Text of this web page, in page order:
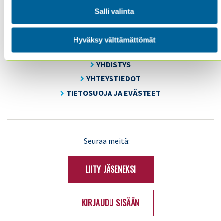
Salli valinta
Hyväksy välttämättömät
KOULUTUS & TAPAHTUMAT
YHDISTYS
YHTEYSTIEDOT
TIETOSUOJA JA EVÄSTEET
Seuraa meitä:
LIITY JÄSENEKSI
KIRJAUDU SISÄÄN